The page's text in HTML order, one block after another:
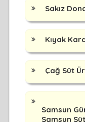
Sakız
Kıyak
Çağ Süt
Samsun
Samsun